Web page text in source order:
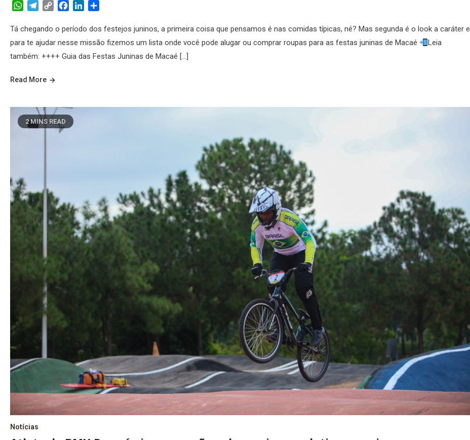
WhatsApp
Telegram
Copy
FacebookLinkedIn
Tá chegando o período dos festejos juninos, a primeira coisa que pensamos é nas comidas típicas, né? Mas segunda é o look a caráter e
para te ajudar nesse missão fizemos um lista onde você pode alugar ou comprar roupas para as festas juninas de Macaé
Leia
também: ++++ Guia das Festas Juninas de Macaé […]
Read More
2 MINS READ
Notícias